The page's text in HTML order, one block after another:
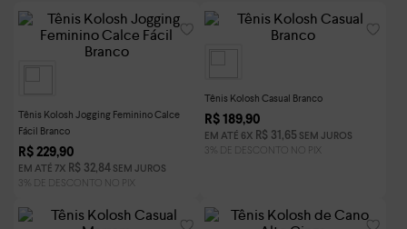
Tênis Kolosh Jogging Feminino Calce
Fácil Branco
R$ 229,90
EM ATÉ 7X R$ 32,84 SEM JUROS
Tênis Kolosh Casual Branco
R$ 189,90
EM ATÉ 6X R$ 31 ,65 SEM JUROS